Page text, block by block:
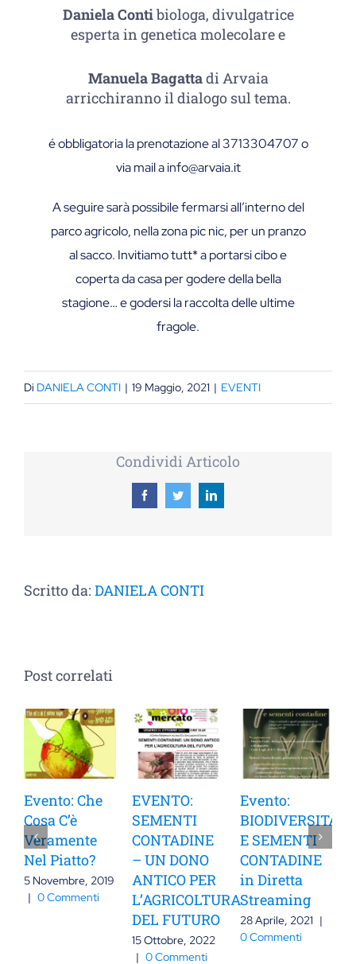
Daniela Contibiologa, divulgatrice
esperta in genetica molecolare e
Manuela Bagattadi Arvaia
arricchiranno il dialogo sul tema.
é obbligatoria la prenotazione al 3713304707 o
via mail a info@arvaia.it
A seguire sarà possibile fermarsi all’interno del
parco agricolo, nella zona pic nic, per un pranzo
al sacco. Invitiamo tutt* a portarsi cibo e
coperta da casa per godere della bella
stagione… e godersi la raccolta delle ultime
fragole.
Di DANIELA CONTI | 19 Maggio, 2021 | EVENTI
Condividi Articolo
FacebookTwitterLinkedIn
Scritto da: DANIELA CONTI
Post correlati
EVENTO:
SEMENTI
CONTADINE
– UN DONO
ANTICO PER
L’AGRICOLTURA
DEL FUTURO
Evento:
BIODIVERSITÀ
E SEMENTI
CONTADINE
in Diretta
Streaming
28 Aprile, 2021
0 Commenti
Evento:
SICUREZZA
COME
10 Novembre,
2019 | 0
Commenti